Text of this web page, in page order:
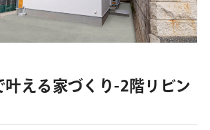
叶える家づくり-2階リビン